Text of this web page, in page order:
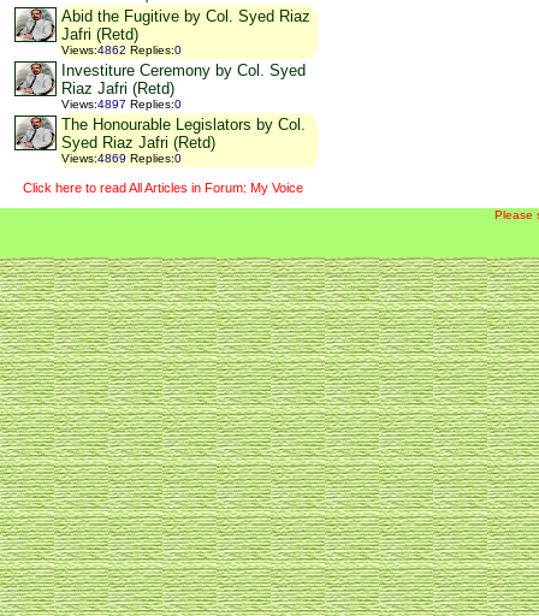
Abid the Fugitive by Col. Syed Riaz
Jafri (Retd)
Views:4862 Replies:0
Investiture Ceremony by Col. Syed
Riaz Jafri (Retd)
Views:4897 Replies:0
The Honourable Legislators by Col.
Syed Riaz Jafri (Retd)
Views:4869 Replies:0
Click here to read All Articles in Forum: My Voice
Please